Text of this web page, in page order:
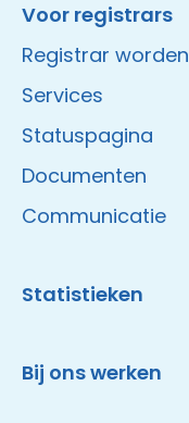
Voor registrars
Registrar worden
Services
Statuspagina
Documenten
Communicatie
Statistieken
Bij ons werken